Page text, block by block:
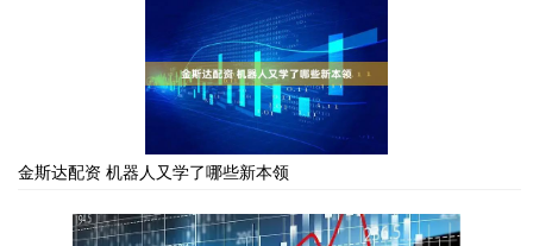
金斯达配资 机器人又学了哪些新本领